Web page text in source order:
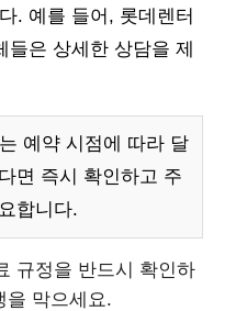
. 예를 들어, 롯데렌터
들은 상세한 상담을 제
예약 시점에 따라 달
면 즉시 확인하고 주
합니다.
규정을 반드시 확인하
을 막으세요.